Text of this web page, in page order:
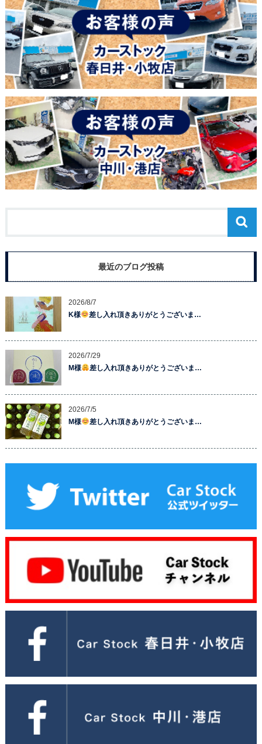
最近のブログ投稿
2026/8/7
K様
差し入れ頂きありがとうございま…
2026/7/29
M様
差し入れ頂きありがとうございま…
2026/7/5
M様
差し入れ頂きありがとうございま…